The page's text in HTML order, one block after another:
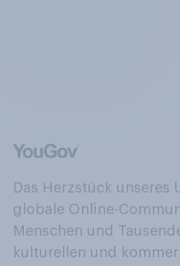
Das Herzstück unseres
globale Online-
Menschen und
kulturellen und